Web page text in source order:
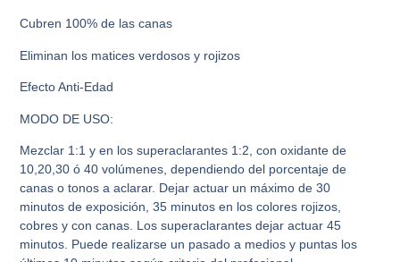
Cubren 100% de las canas
Eliminan los matices verdosos y rojizos
Efecto Anti-Edad
MODO DE USO:
Mezclar 1:1 y en los superaclarantes 1:2, con oxidante de
10,20,30 ó 40 volúmenes, dependiendo del porcentaje de
canas o tonos a aclarar. Dejar actuar un máximo de 30
minutos de exposición, 35 minutos en los colores rojizos,
cobres y con canas. Los superaclarantes dejar actuar 45
minutos. Puede realizarse un pasado a medios y puntas los